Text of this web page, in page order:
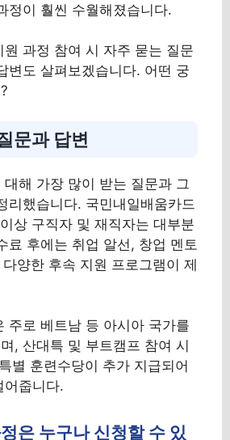
정이 훨씬 수월해졌습니다.
원 과정 참여 시 자주 묻는 질문
변도 살펴보겠습니다. 어떤 궁
문과 답변
해 가장 많이 받는 질문과 그
리했습니다. 국민내일배움카드
상 구직자 및 재직자는 대부분
료 후에는 취업 알선, 창업 멘토
양한 후속 지원 프로그램이 제
주로 베트남 등 아시아 국가를
, 산대특 및 부트캠프 참여 시
별 훈련수당이 추가 지급되어
어줍니다.
은 누구나 신청할 수 있